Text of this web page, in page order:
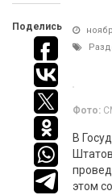
Поделись
Фото:
В
этом